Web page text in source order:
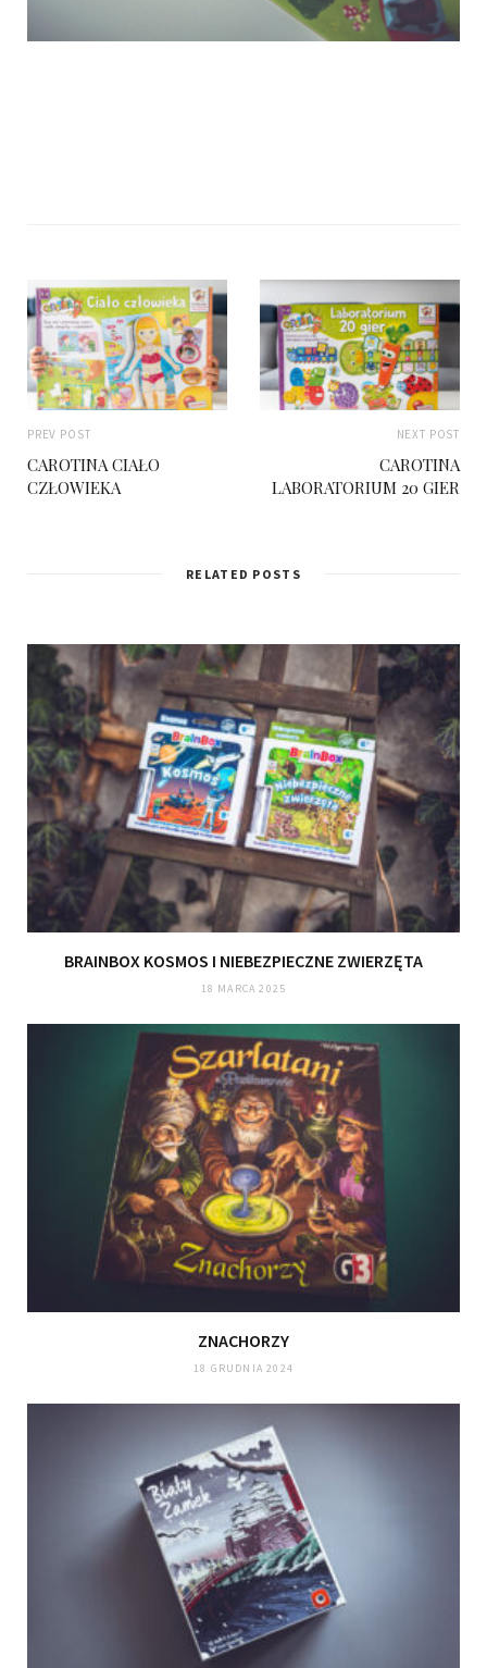
PREV POST
CAROTINA CIAŁO
CZŁOWIEKA
NEXT POST
CAROTINA
LABORATORIUM 20 GIER
RELATED POSTS
BRAINBOX KOSMOS I NIEBEZPIECZNE ZWIERZĘTA
18 MARCA 2025
ZNACHORZY
18 GRUDNIA 2024